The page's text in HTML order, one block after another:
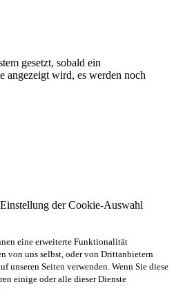
gesetzt, sobald ein
angezeigt wird, es werden noch
der Cookie-Auswahl
eine erweiterte Funktionalität
von uns selbst, oder von Drittanbietern
unseren Seiten verwenden. Wenn Sie diese
einige oder alle dieser Dienste